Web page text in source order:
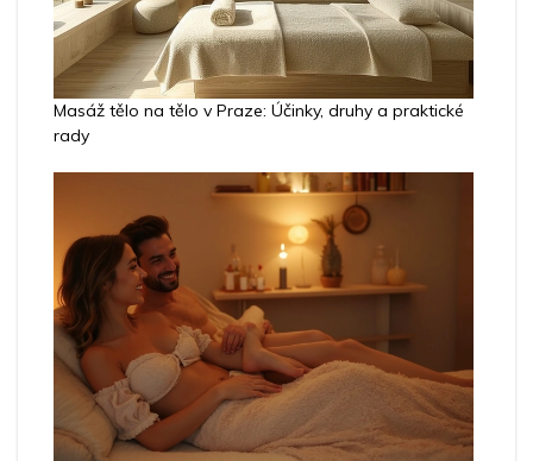
Masáž tělo na tělo v Praze: Účinky, druhy a praktické
rady